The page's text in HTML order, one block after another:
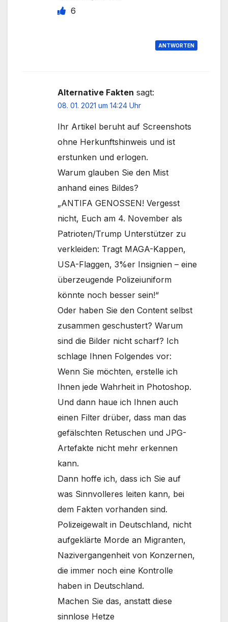
6
ANTWORTEN
Alternative Fakten sagt:
08. 01. 2021 um 14:24 Uhr
Ihr Artikel beruht auf Screenshots
ohne Herkunftshinweis und ist
erstunken und erlogen.
Warum glauben Sie den Mist
anhand eines Bildes?
„ANTIFA GENOSSEN! Vergesst
nicht, Euch am 4. November als
Patrioten/Trump Unterstützer zu
verkleiden: Tragt MAGA-Kappen,
USA-Flaggen, 3%er Insignien – eine
überzeugende Polizeiuniform
könnte noch besser sein!“
Oder haben Sie den Content selbst
zusammen geschustert? Warum
sind die Bilder nicht scharf? Ich
schlage Ihnen Folgendes vor:
Wenn Sie möchten, erstelle ich
Ihnen jede Wahrheit in Photoshop.
Und dann haue ich Ihnen auch
einen Filter drüber, dass man das
gefälschten Retuschen und JPG-
Artefakte nicht mehr erkennen
kann.
Dann hoffe ich, dass ich Sie auf
was Sinnvolleres leiten kann, bei
dem Fakten vorhanden sind.
Polizeigewalt in Deutschland, nicht
aufgeklärte Morde an Migranten,
Nazivergangenheit von Konzernen,
die immer noch eine Kontrolle
haben in Deutschland.
Machen Sie das, anstatt diese
sinnlose Hetze